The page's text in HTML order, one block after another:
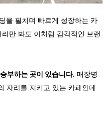
을 펼치며 빠르게 성장하는 카
만 봐도 이처럼 감각적인 브랜
부하는 곳이 있습니다. 매장명
자리를 지키고 있는 카페인데